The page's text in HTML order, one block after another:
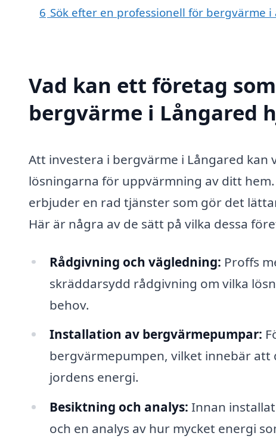
6 Sök efter en professionell för bergvärme
Vad kan ett företag
bergvärme i Långared
Att investera i bergvärme i Långared kan
lösningarna för uppvärmning av ditt
erbjuder en rad tjänster som gör det
Här är några av de sätt på vilka dessa
Rådgivning och vägledning: Proffs
skräddarsydd rådgivning om vilka
behov.
Installation av bergvärmepumpar:
bergvärmepumpen, vilket innebär
jordens energi.
Besiktning och analys: Innan
och en analys av hur mycket energi